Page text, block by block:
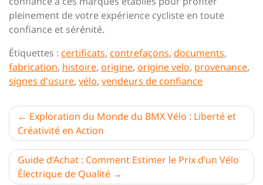
pleinement de votre expérience cycliste en toute
confiance et sérénité.
Étiquettes : certificats, contrefaçons, documents,
fabrication, histoire, origine, origine velo, provenance,
signes d'usure, vélo, vendeurs de confiance
Navigation
de
l’article
Exploration du Monde du BMX Vélo : Liberté et
Créativité en Action
Guide d’Achat : Comment Estimer le Prix d’un Vélo
Électrique de Qualité